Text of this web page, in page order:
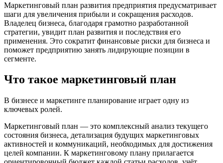
Маркетинговый план развития предприятия предусматривает
шаги для увеличения прибыли и сокращения расходов.
Владелец бизнеса, благодаря грамотно разработанной
стратегии, увидит план развития и последствия его
применения. Это сократит финансовые риски для бизнеса и
поможет предприятию занять лидирующие позиции в
сегменте.
Что такое маркетинговый план
В бизнесе и маркетинге планирование играет одну из
ключевых ролей.
Маркетинговый план — это комплексный анализ текущего
состояния бизнеса, детализация будущих маркетинговых
активностей и коммуникаций, необходимых для достижения
целей компании. К маркетинговому плану прилагается